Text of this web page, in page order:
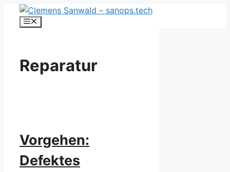
Zum
Inhalt
Menü
Reparatur
Vorgehen:
Defektes